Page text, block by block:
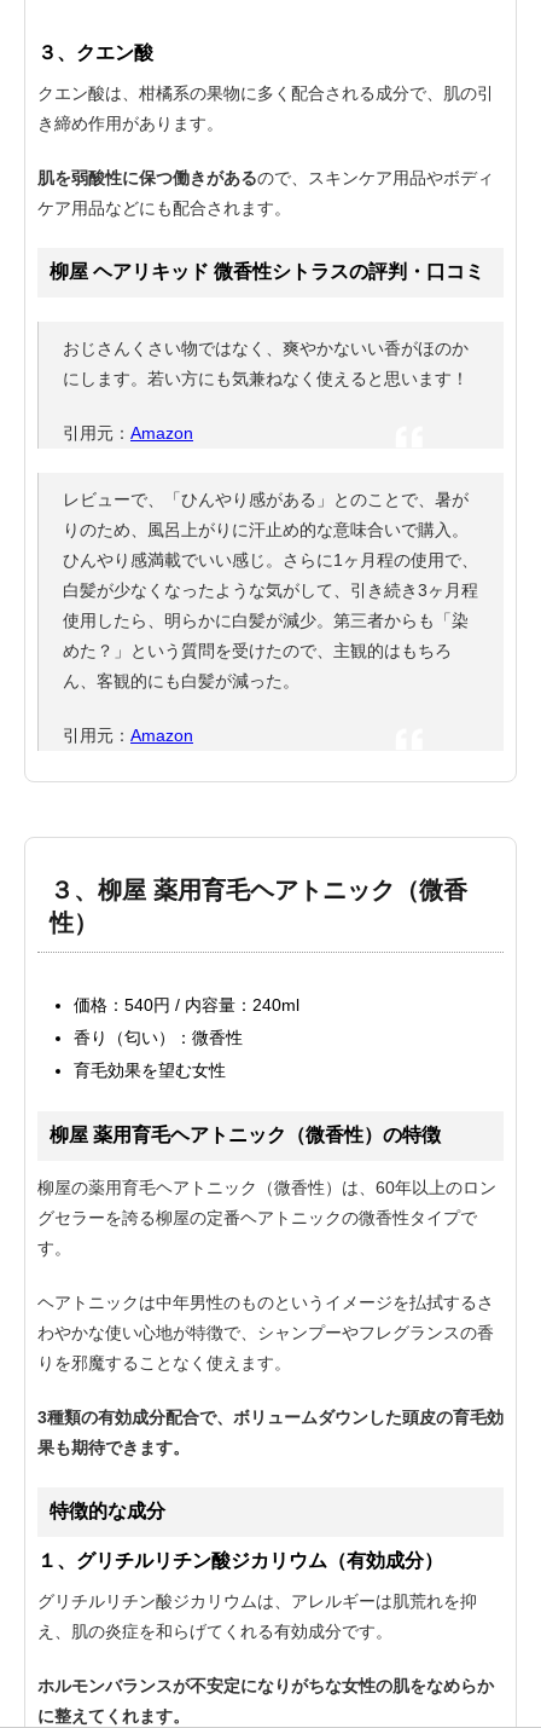
３、クエン酸
クエン酸は、柑橘系の果物に多く配合される成分で、肌の引
き締め作用があります。
肌を弱酸性に保つ働きがあるので、スキンケア用品やボディ
ケア用品などにも配合されます。
柳屋 ヘアリキッド 微香性シトラスの評判・口コミ
おじさんくさい物ではなく、爽やかないい香がほのか
にします。若い方にも気兼ねなく使えると思います！
引用元： Amazon
レビューで、「ひんやり感がある」とのことで、暑が
りのため、風呂上がりに汗止め的な意味合いで購入。
ひんやり感満載でいい感じ。さらに1ヶ月程の使用で、
白髪が少なくなったような気がして、引き続き3ヶ月程
使用したら、明らかに白髪が減少。第三者からも「染
めた？」という質問を受けたので、主観的はもちろ
ん、客観的にも白髪が減った。
引用元： Amazon
３、柳屋 薬用育毛ヘアトニック（微香
性）
価格：540円 / 内容量：240ml
香り（匂い）：微香性
育毛効果を望む女性
柳屋 薬用育毛ヘアトニック（微香性）の特徴
柳屋の薬用育毛ヘアトニック（微香性）は、60年以上のロン
グセラーを誇る柳屋の定番ヘアトニックの微香性タイプで
す。
ヘアトニックは中年男性のものというイメージを払拭するさ
わやかな使い心地が特徴で、シャンプーやフレグランスの香
りを邪魔することなく使えます。
3種類の有効成分配合で、ボリュームダウンした頭皮の育毛効
果も期待できます。
特徴的な成分
１、グリチルリチン酸ジカリウム（有効成分）
グリチルリチン酸ジカリウムは、アレルギーは肌荒れを抑
え、肌の炎症を和らげてくれる有効成分です。
ホルモンバランスが不安定になりがちな女性の肌をなめらか
に整えてくれます。